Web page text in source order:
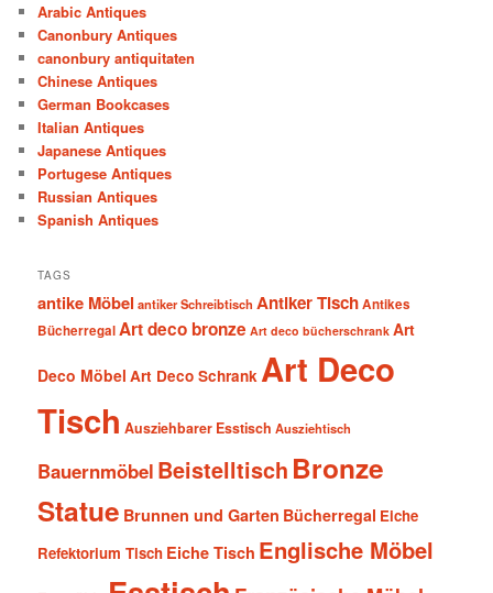
Arabic Antiques
Canonbury Antiques
canonbury antiquitaten
Chinese Antiques
German Bookcases
Italian Antiques
Japanese Antiques
Portugese Antiques
Russian Antiques
Spanish Antiques
TAGS
antike Möbel antiker Schreibtisch Antiker TischAntikes
BücherregalArt deco bronze Art deco bücherschrank Art
Deco Möbel Art Deco Schrank Art Deco
Tisch Ausziehbarer Esstisch Ausziehtisch
Bauernmöbel Beistelltisch Bronze
Statue Brunnen und Garten Bücherregal Eiche
Refektorium Tisch Eiche Tisch Englische Möbel